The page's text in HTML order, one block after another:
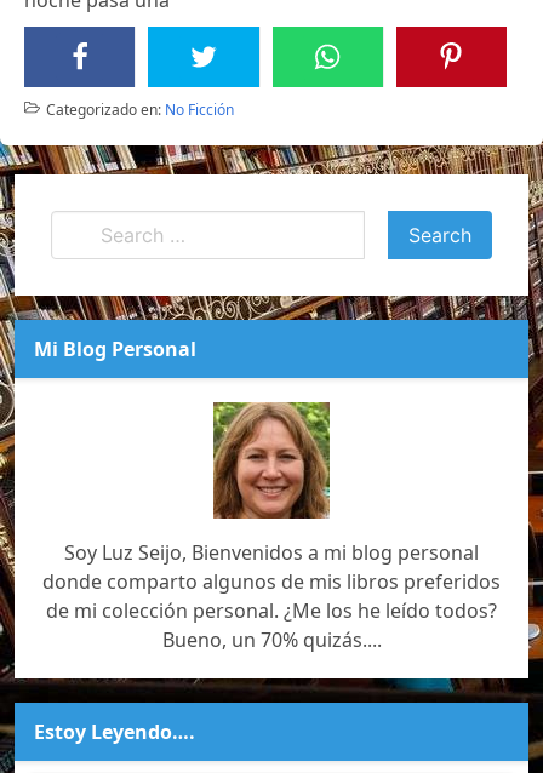
Categorizado en: No Ficción
Mi Blog Personal
Soy Luz Seijo, Bienvenidos a mi blog personal
donde comparto algunos de mis libros preferidos
de mi colección personal. ¿Me los he leído todos?
Bueno, un 70% quizás....
Estoy Leyendo….